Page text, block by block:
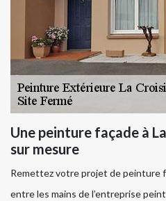
Une peinture façade à
sur mesure
Remettez votre projet de peinture
entre les mains de l’entreprise